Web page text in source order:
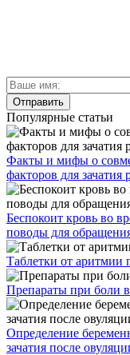
Популярные статьи
Факты и мифы о
факторов для зачатия
Беспокоит кровь во
поводы для
Таблетки от
Препараты при боли
Определение
зачатия после